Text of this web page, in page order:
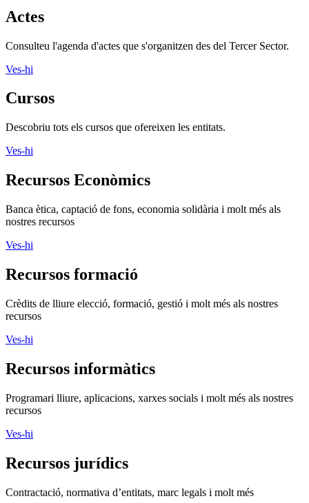
Actes
Consulteu l'agenda d'actes que s'organitzen des del Tercer Sector.
Ves-hi
Cursos
Descobriu tots els cursos que ofereixen les entitats.
Ves-hi
Recursos Econòmics
Banca ètica, captació de fons, economia solidària i molt més als
nostres recursos
Ves-hi
Recursos formació
Crèdits de lliure elecció, formació, gestió i molt més als nostres
recursos
Ves-hi
Recursos informàtics
Programari lliure, aplicacions, xarxes socials i molt més als nostres
recursos
Ves-hi
Recursos jurídics
Contractació, normativa d’entitats, marc legals i molt més